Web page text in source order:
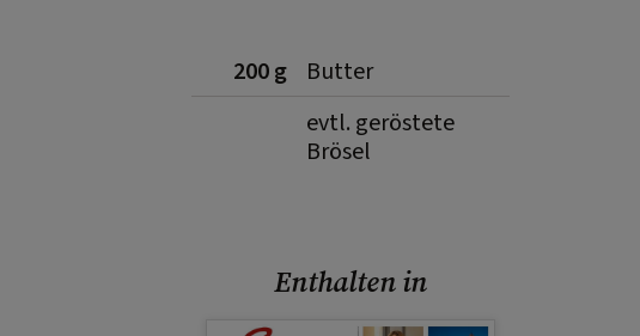
200 g
Butter
evtl. geröstete
Brösel
Enthalten in